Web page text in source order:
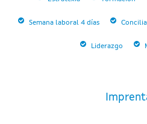
Semana laboral 4 días
Liderazgo